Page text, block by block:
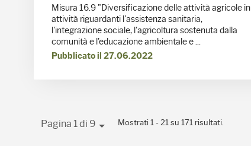
Misura 16.9 "Diversificazione delle attività agricole in
attività riguardanti l'assistenza sanitaria,
l'integrazione sociale, l'agricoltura sostenuta dalla
comunità e l'educazione ambientale e ...
Pubblicato il 27.06.2022
Pagina 1 di 9 Mostrati 1 - 21 su 171 risultati.